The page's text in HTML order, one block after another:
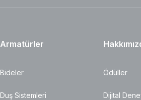
Armatürler
Bideler
Duş Sistemleri
Ödüller
Dijital